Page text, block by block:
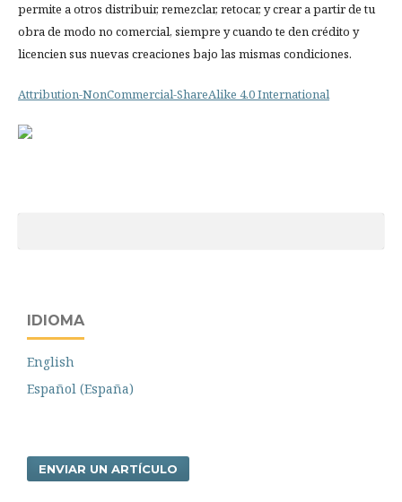
permite a otros distribuir, remezclar, retocar, y crear a partir de tu
obra de modo no comercial, siempre y cuando te den crédito y
licencien sus nuevas creaciones bajo las mismas condiciones.
Attribution-NonCommercial-ShareAlike 4.0 International
IDIOMA
English
Español (España)
ENVIAR UN ARTÍCULO